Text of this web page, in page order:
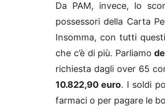
Da PAM, invece, lo
possessori della Carta
Insomma, con tutti
che c’è di più. Parliamo
richiesta dagli over 65
10.822,90 euro. I soldi
farmaci o per pagare le